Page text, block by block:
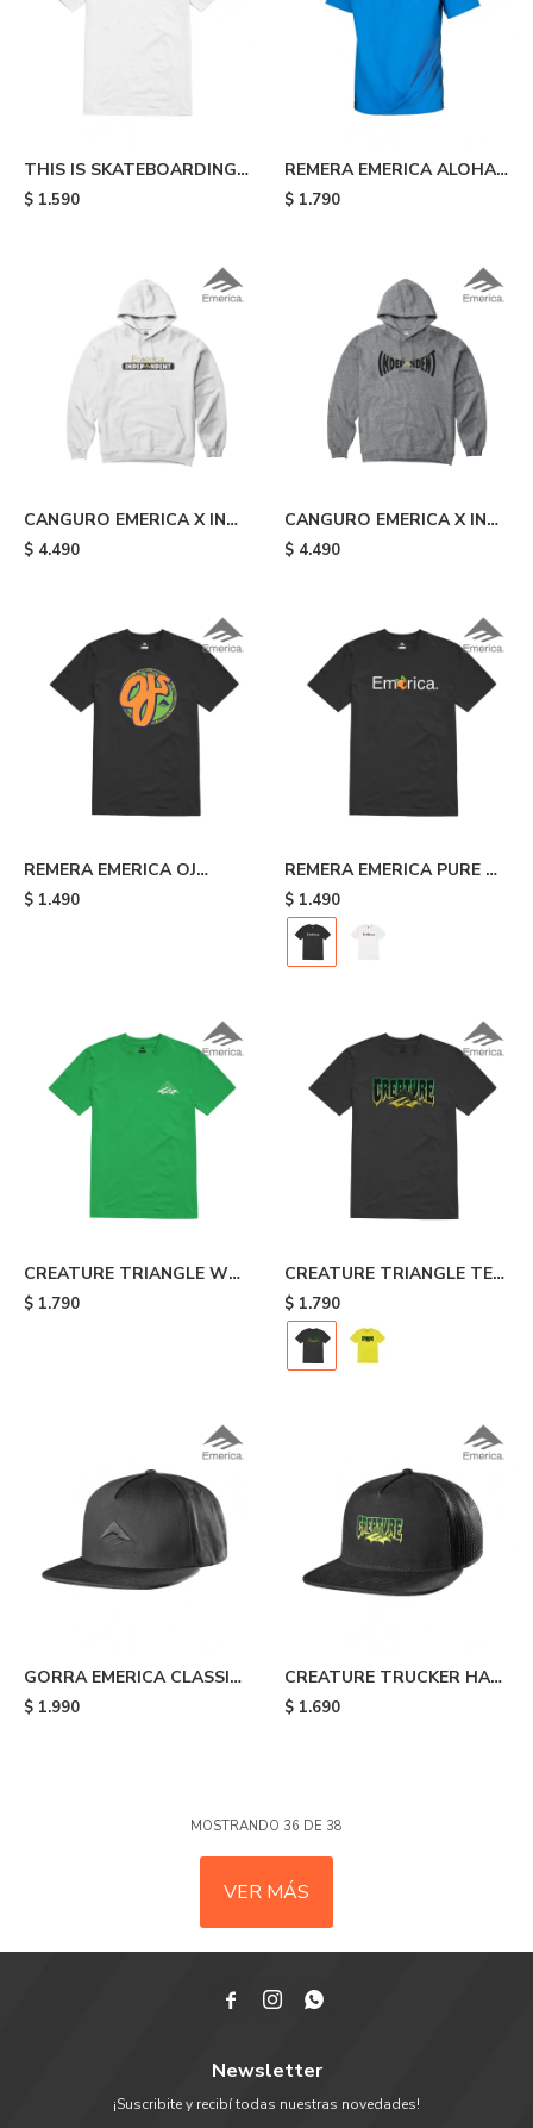
THIS IS SKATEBOARDING
TEE - White
$ 1.590
REMERA EMERICA ALOHA
POCKET TEE - Blue
$ 1.790
CANGURO EMERICA X INDY
BAR HOODIE - White
$ 4.490
CANGURO EMERICA X INDY
SPAN HOODIE - Grey
$ 4.490
REMERA EMERICA OJ
CIRCLE - Black
$ 1.490
REMERA EMERICA PURE OJ
- Black
$ 1.490
CREATURE TRIANGLE WEB
TEE - Green
$ 1.790
CREATURE TRIANGLE TEE
- Black
$ 1.790
GORRA EMERICA CLASSIC
SNAPBACK - Black
$ 1.990
CREATURE TRUCKER HAT
- Black
$ 1.690
MOSTRANDO 36 DE 38
VER MÁS
  
Newsletter
¡Suscribite y recibí todas nuestras novedades!